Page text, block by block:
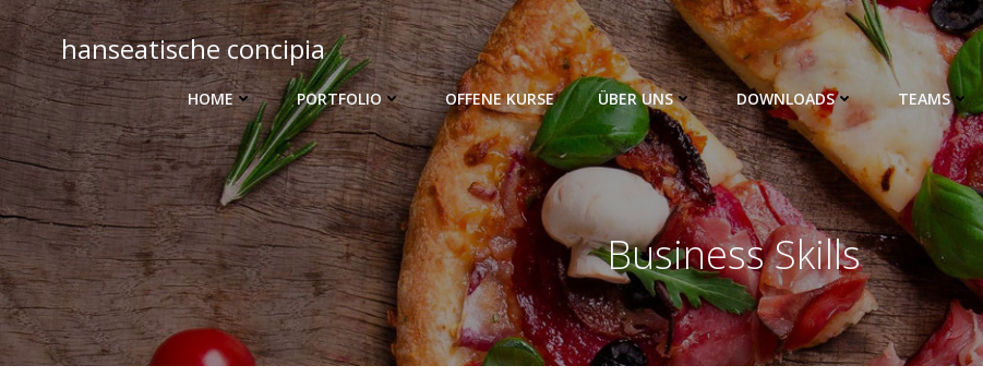
Zum
Inhalt
springenhanseatische concipia
HOME PORTFOLIO OFFENE KURSE ÜBER UNS DOWNLOADS TEAMS
Business Skills